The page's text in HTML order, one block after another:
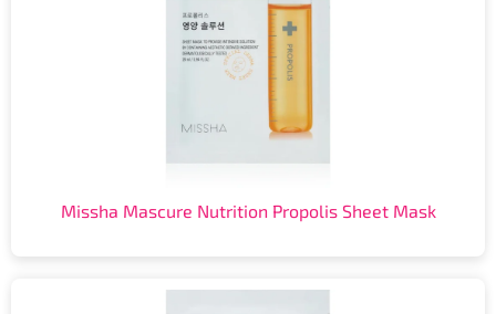
Missha Mascure Nutrition Propolis Sheet Mask